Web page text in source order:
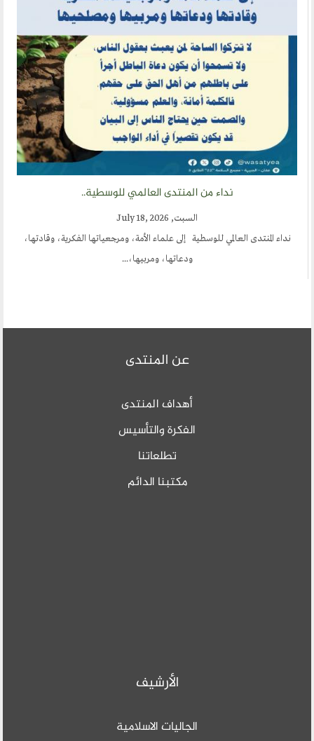
نداء من المنتدى العالمي للوسطية..
السبت, July 18, 2026
نداء المنتدى العالمي للوسطية إلى علماء الأمة، ومرجعياتها الفكرية، وقادتها،
ودعاتها، ومربيها،...
عن المنتدى
أهداف المنتدى
الفكرة والتأسيس
تطلعاتنا
مكتبنا الدائم
الأرشيف
الجاليات الاسلامية